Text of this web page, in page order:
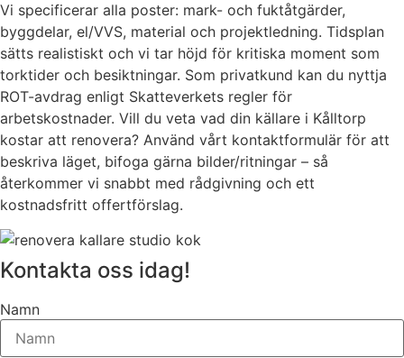
Vi specificerar alla poster: mark- och fuktåtgärder,
byggdelar, el/VVS, material och projektledning. Tidsplan
sätts realistiskt och vi tar höjd för kritiska moment som
torktider och besiktningar. Som privatkund kan du nyttja
ROT-avdrag enligt Skatteverkets regler för
arbetskostnader. Vill du veta vad din källare i Kålltorp
kostar att renovera? Använd vårt kontaktformulär för att
beskriva läget, bifoga gärna bilder/ritningar – så
återkommer vi snabbt med rådgivning och ett
kostnadsfritt offertförslag.
Kontakta oss idag!
Namn